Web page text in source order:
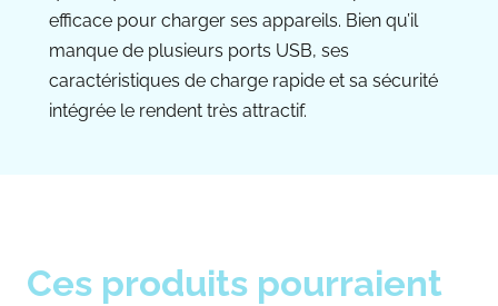
efficace pour charger ses appareils. Bien qu’il
manque de plusieurs ports USB, ses
caractéristiques de charge rapide et sa sécurité
intégrée le rendent très attractif.
Ces produits pourraient